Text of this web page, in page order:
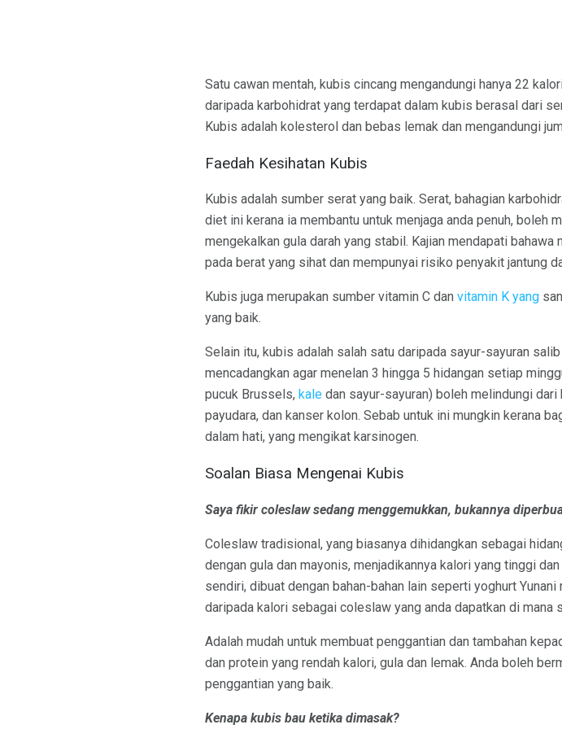
Satu cawan mentah, kubis cincang mengandungi hanya 22
daripada karbohidrat yang terdapat dalam kubis berasal dari
Kubis adalah kolesterol dan bebas lemak dan mengandungi
Faedah Kesihatan Kubis
Kubis adalah sumber serat yang baik. Serat, bahagian
diet ini kerana ia membantu untuk menjaga anda penuh, boleh
mengekalkan gula darah yang stabil. Kajian mendapati
pada berat yang sihat dan mempunyai risiko penyakit jantung
Kubis juga merupakan sumber vitamin C dan vitamin K yang
yang baik.
Selain itu, kubis adalah salah satu daripada sayur-sayuran
mencadangkan agar menelan 3 hingga 5 hidangan setiap
pucuk Brussels, kale dan sayur-sayuran) boleh melindungi
payudara, dan kanser kolon. Sebab untuk ini mungkin kerana
dalam hati, yang mengikat karsinogen.
Soalan Biasa Mengenai Kubis
Saya fikir coleslaw sedang menggemukkan, bukannya
Coleslaw tradisional, yang biasanya dihidangkan sebagai
dengan gula dan mayonis, menjadikannya kalori yang tinggi
sendiri, dibuat dengan bahan-bahan lain seperti yoghurt
daripada kalori sebagai coleslaw yang anda dapatkan di mana
Adalah mudah untuk membuat penggantian dan tambahan
dan protein yang rendah kalori, gula dan lemak. Anda boleh
penggantian yang baik.
Kenapa kubis bau ketika dimasak?